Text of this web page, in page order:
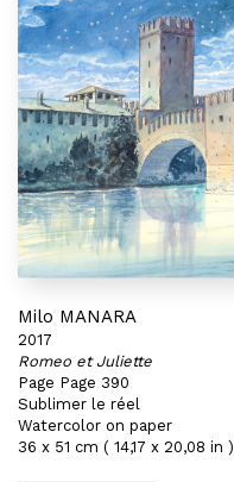
Milo MANARA
2017
Romeo et Juliette
Page Page 390
Sublimer le réel
Watercolor on paper
36 x 51 cm ( 14,17 x 20,08 in )